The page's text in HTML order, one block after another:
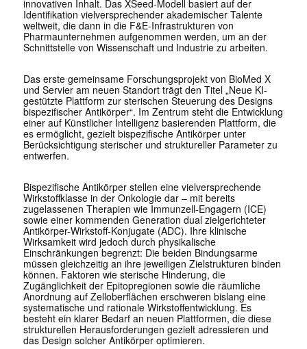
innovativen Inhalt. Das XSeed-Modell basiert auf der
Identifikation vielversprechender akademischer Talente
weltweit, die dann in die F&E-Infrastrukturen von
Pharmaunternehmen aufgenommen werden, um an der
Schnittstelle von Wissenschaft und Industrie zu arbeiten.
Das erste gemeinsame Forschungsprojekt von BioMed X
und Servier am neuen Standort trägt den Titel „Neue KI-
gestützte Plattform zur sterischen Steuerung des Designs
bispezifischer Antikörper“. Im Zentrum steht die Entwicklung
einer auf Künstlicher Intelligenz basierenden Plattform, die
es ermöglicht, gezielt bispezifische Antikörper unter
Berücksichtigung sterischer und struktureller Parameter zu
entwerfen.
Bispezifische Antikörper stellen eine vielversprechende
Wirkstoffklasse in der Onkologie dar – mit bereits
zugelassenen Therapien wie Immunzell-Engagern (ICE)
sowie einer kommenden Generation dual zielgerichteter
Antikörper-Wirkstoff-Konjugate (ADC). Ihre klinische
Wirksamkeit wird jedoch durch physikalische
Einschränkungen begrenzt: Die beiden Bindungsarme
müssen gleichzeitig an ihre jeweiligen Zielstrukturen binden
können. Faktoren wie sterische Hinderung, die
Zugänglichkeit der Epitopregionen sowie die räumliche
Anordnung auf Zelloberflächen erschweren bislang eine
systematische und rationale Wirkstoffentwicklung. Es
besteht ein klarer Bedarf an neuen Plattformen, die diese
strukturellen Herausforderungen gezielt adressieren und
das Design solcher Antikörper optimieren.